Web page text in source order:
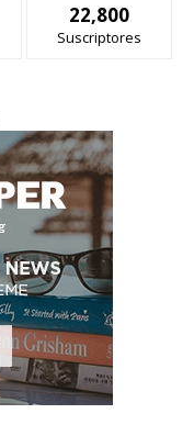
22,800
Suscriptores